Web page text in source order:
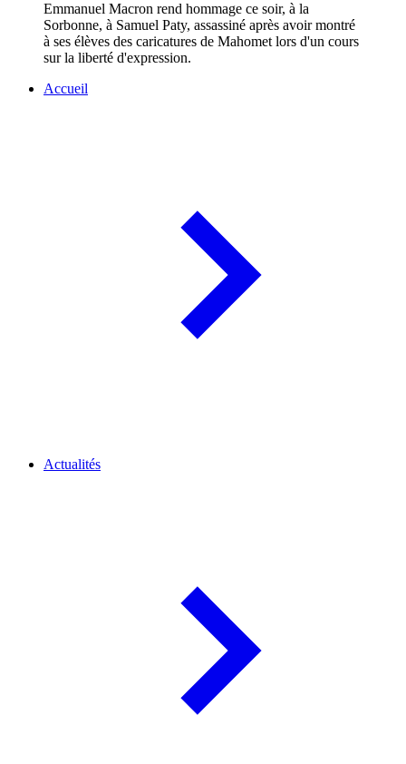
Emmanuel Macron rend hommage ce soir, à la
Sorbonne, à Samuel Paty, assassiné après avoir montré
à ses élèves des caricatures de Mahomet lors d'un cours
sur la liberté d'expression.
Accueil
Actualités